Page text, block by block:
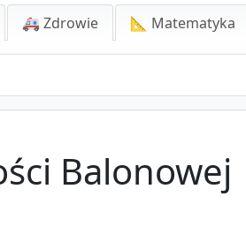
🚑 Zdrowie 📐 Matematyka
Balonowej